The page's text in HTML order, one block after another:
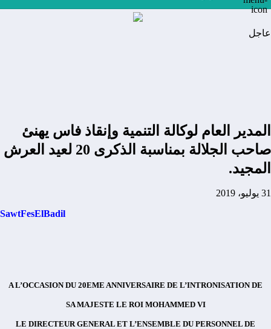
عاجل
المدير العام لوكالة التنمية وإنقاذ فاس يهنئ
صاحب الجلالة بمناسبة الذكرى 20 لعيد العرش
المجيد.
31 يوليو، 2019
SawtFesElBadil
A L’OCCASION DU 20EME ANNIVERSAIRE DE L’INTRONISATION DE
SA MAJESTE LE ROI MOHAMMED VI
LE DIRECTEUR GENERAL ET L’ENSEMBLE DU PERSONNEL DE